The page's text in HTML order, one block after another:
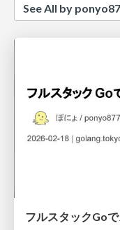
See All by
フルスタックGo